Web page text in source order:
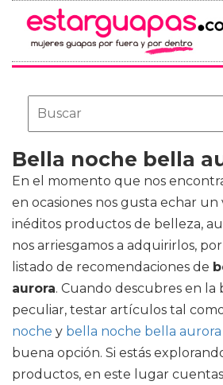
Bella noche bella
En el momento que nos
en ocasiones nos gusta echar un
inéditos productos de belleza,
nos arriesgamos a adquirirlos,
listado de recomendaciones de
aurora. Cuando descubres en
peculiar, testar artículos tal
noche y bella noche bella
buena opción. Si estás
productos, en este lugar